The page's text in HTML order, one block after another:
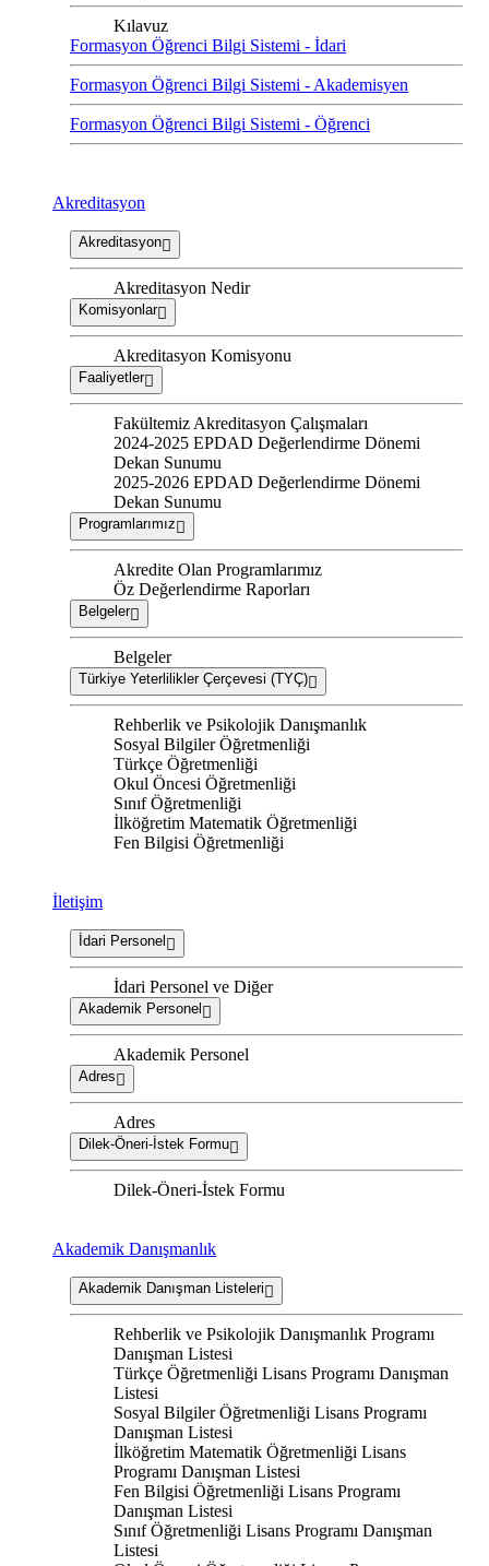
Kılavuz
Formasyon Öğrenci Bilgi Sistemi - İdari
Formasyon Öğrenci Bilgi Sistemi - Akademisyen
Formasyon Öğrenci Bilgi Sistemi - Öğrenci
Akreditasyon
Akreditasyon
Akreditasyon Nedir
Komisyonlar
Akreditasyon Komisyonu
Faaliyetler
Fakültemiz Akreditasyon Çalışmaları
2024-2025 EPDAD Değerlendirme Dönemi
Dekan Sunumu
2025-2026 EPDAD Değerlendirme Dönemi
Dekan Sunumu
Programlarımız
Akredite Olan Programlarımız
Öz Değerlendirme Raporları
Belgeler
Belgeler
Türkiye Yeterlilikler Çerçevesi (TYÇ)
Rehberlik ve Psikolojik Danışmanlık
Sosyal Bilgiler Öğretmenliği
Türkçe Öğretmenliği
Okul Öncesi Öğretmenliği
Sınıf Öğretmenliği
İlköğretim Matematik Öğretmenliği
Fen Bilgisi Öğretmenliği
İletişim
İdari Personel
İdari Personel ve Diğer
Akademik Personel
Akademik Personel
Adres
Adres
Dilek-Öneri-İstek Formu
Dilek-Öneri-İstek Formu
Akademik Danışmanlık
Akademik Danışman Listeleri
Rehberlik ve Psikolojik Danışmanlık Programı
Danışman Listesi
Türkçe Öğretmenliği Lisans Programı Danışman
Listesi
Sosyal Bilgiler Öğretmenliği Lisans Programı
Danışman Listesi
İlköğretim Matematik Öğretmenliği Lisans
Programı Danışman Listesi
Fen Bilgisi Öğretmenliği Lisans Programı
Danışman Listesi
Sınıf Öğretmenliği Lisans Programı Danışman
Listesi